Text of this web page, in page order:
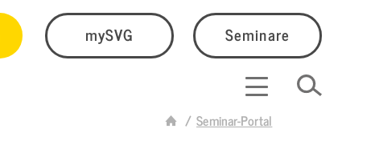
mySVG Seminare
Seminar-Portal